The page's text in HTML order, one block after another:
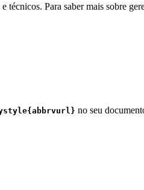
Para saber mais sobre
no seu